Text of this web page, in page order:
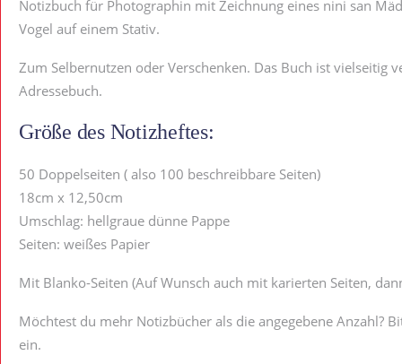
Notizbuch für Photographin mit Zeichnung eines nini san
Vogel auf einem Stativ.
Zum Selbernutzen oder Verschenken. Das Buch ist vielseitig
Adressebuch.
Größe des Notizheftes:
50 Doppelseiten ( also 100 beschreibbare Seiten)
18cm x 12,50cm
Umschlag: hellgraue dünne Pappe
Seiten: weißes Papier
Mit Blanko-Seiten (Auf Wunsch auch mit karierten Seiten,
Möchtest du mehr Notizbücher als die angegebene Anzahl?
ein.